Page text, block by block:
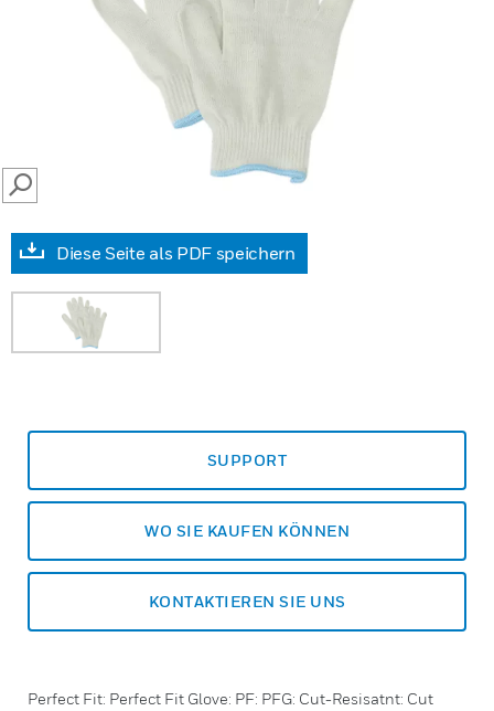
SEARCH
Diese Seite als PDF speichern
SUPPORT
WO SIE KAUFEN KÖNNEN
KONTAKTIEREN SIE UNS
Perfect Fit: Perfect Fit Glove: PF: PFG: Cut-Resisatnt: Cut